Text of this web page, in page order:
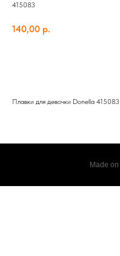
415083
140,00 р.
Плавки для девочки Donella 415083
Made on